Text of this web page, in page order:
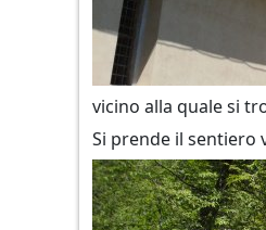
vicino alla quale si
Si prende il sentiero